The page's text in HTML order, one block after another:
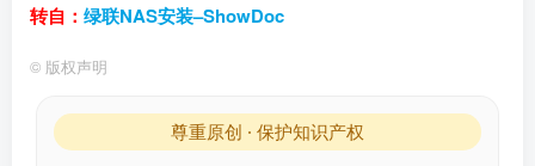
转自： 绿联NAS安装–ShowDoc
© 版权声明
尊重原创 · 保护知识产权